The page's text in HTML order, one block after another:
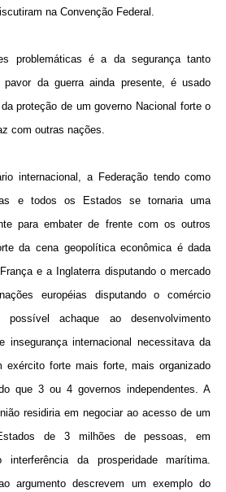
na Convenção Federal.
problemáticas é a da segurança tanto
da guerra ainda presente, é usado
proteção de um governo Nacional forte o
com outras nações.
internacional, a Federação tendo como
e todos os Estados se tornaria uma
para embater de frente com os outros
da cena geopolítica econômica é dada
e a Inglaterra disputando o mercado
européias disputando o comércio
achaque ao desenvolvimento
insegurança internacional necessitava da
exército forte mais forte, mais organizado
que 3 ou 4 governos independentes. A
residiria em negociar ao acesso de um
de 3 milhões de pessoas, em
da prosperidade marítima.
argumento descrevem um exemplo do